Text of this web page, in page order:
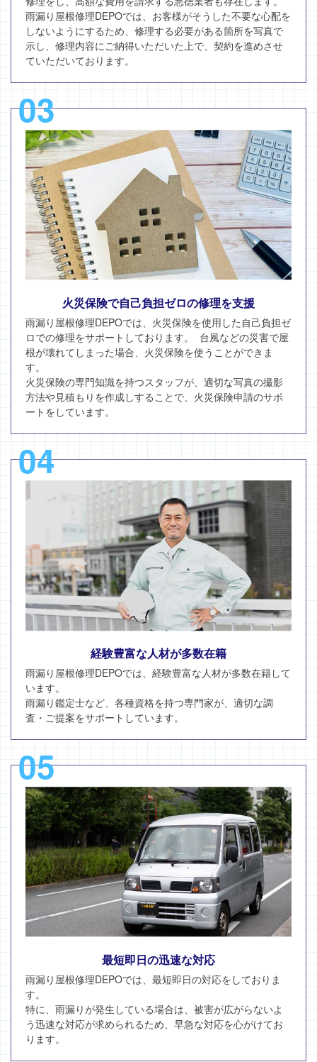
雨漏り屋根修理DEPOでは、お客様がそうした不要な心配を
しないようにするため、修理する必要がある箇所を写真で
示し、修理内容にご納得いただいた上で、契約を進めさせ
ていただいております。
03
火災保険で自己負担ゼロの修理を支援
雨漏り屋根修理DEPOでは、火災保険を使用した自己負担ゼ
ロでの修理をサポートしております。 台風などの災害で屋
根が壊れてしまった場合、火災保険を使うことができま
す。
火災保険の専門知識を持つスタッフが、適切な写真の撮影
方法や見積もりを作成しすることで、火災保険申請のサポ
ートをしています。
04
経験豊富な人材が多数在籍
雨漏り屋根修理DEPOでは、経験豊富な人材が多数在籍して
います。
雨漏り鑑定士など、各種資格を持つ専門家が、適切な調
査・ご提案をサポートしています。
05
最短即日の迅速な対応
雨漏り屋根修理DEPOでは、最短即日の対応をしておりま
す。
特に、雨漏りが発生している場合は、被害が広がらないよ
う迅速な対応が求められるため、早急な対応を心がけてお
ります。